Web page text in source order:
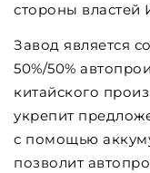
стороны властей
Завод является
50%/50%
китайского
укрепит
с помощью
позволит